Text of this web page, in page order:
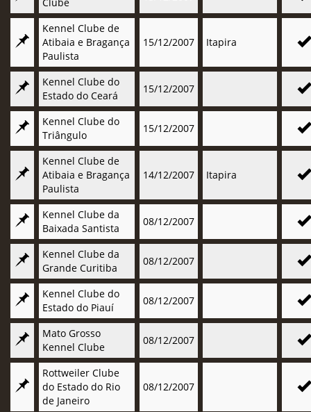
Kennel Clube de
Atibaia e Bragança
Paulista
15/12/2007 Itapira
Kennel Clube do
Estado do Ceará
15/12/2007
Kennel Clube do
Triângulo
15/12/2007
Kennel Clube de
Atibaia e Bragança
Paulista
14/12/2007 Itapira
Kennel Clube da
Baixada Santista
08/12/2007
Kennel Clube da
Grande Curitiba
08/12/2007
Kennel Clube do
Estado do Piauí
08/12/2007
Mato Grosso
Kennel Clube
08/12/2007
Rottweiler Clube
do Estado do Rio
de Janeiro
08/12/2007